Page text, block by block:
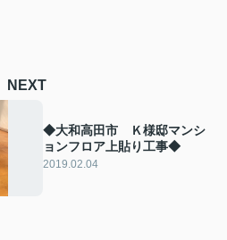
NEXT
◆大和高田市 Ｋ様邸マンシ
ョンフロア上貼り工事◆
2019.02.04